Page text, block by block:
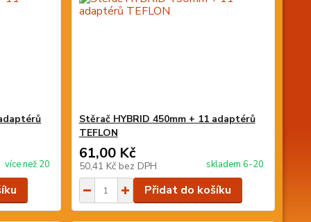
více než 20
Stěrač HYBRID 450mm + 11 adaptérů
TEFLON
61,00 Kč
50,41 Kč bez DPH skladem 6-20
Přidat do košíku